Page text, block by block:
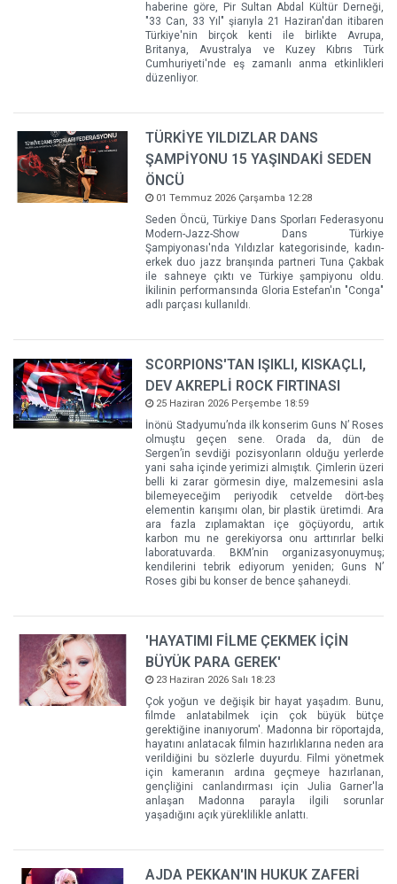
haberine göre, Pir Sultan Abdal Kültür Derneği,
"33 Can, 33 Yıl" şiarıyla 21 Haziran'dan itibaren
Türkiye'nin birçok kenti ile birlikte Avrupa,
Britanya, Avustralya ve Kuzey Kıbrıs Türk
Cumhuriyeti'nde eş zamanlı anma etkinlikleri
düzenliyor.
TÜRKİYE YILDIZLAR DANS
ŞAMPİYONU 15 YAŞINDAKİ SEDEN
ÖNCÜ
01 Temmuz 2026 Çarşamba 12:28
Seden Öncü, Türkiye Dans Sporları Federasyonu
Modern-Jazz-Show Dans Türkiye
Şampiyonası'nda Yıldızlar kategorisinde, kadın-
erkek duo jazz branşında partneri Tuna Çakbak
ile sahneye çıktı ve Türkiye şampiyonu oldu.
İkilinin performansında Gloria Estefan'ın "Conga"
adlı parçası kullanıldı.
SCORPIONS'TAN IŞIKLI, KISKAÇLI,
DEV AKREPLİ ROCK FIRTINASI
25 Haziran 2026 Perşembe 18:59
İnönü Stadyumu’nda ilk konserim Guns N’ Roses
olmuştu geçen sene. Orada da, dün de
Sergen’in sevdiği pozisyonların olduğu yerlerde
yani saha içinde yerimizi almıştık. Çimlerin üzeri
belli ki zarar görmesin diye, malzemesini asla
bilemeyeceğim periyodik cetvelde dört-beş
elementin karışımı olan, bir plastik üretimdi. Ara
ara fazla zıplamaktan içe göçüyordu, artık
karbon mu ne gerekiyorsa onu arttırırlar belki
laboratuvarda. BKM’nin organizasyonuymuş;
kendilerini tebrik ediyorum yeniden; Guns N’
Roses gibi bu konser de bence şahaneydi.
'HAYATIMI FİLME ÇEKMEK İÇİN
BÜYÜK PARA GEREK'
23 Haziran 2026 Salı 18:23
Çok yoğun ve değişik bir hayat yaşadım. Bunu,
filmde anlatabilmek için çok büyük bütçe
gerektiğine inanıyorum'. Madonna bir röportajda,
hayatını anlatacak filmin hazırlıklarına neden ara
verildiğini bu sözlerle duyurdu. Filmi yönetmek
için kameranın ardına geçmeye hazırlanan,
gençliğini canlandırması için Julia Garner'la
anlaşan Madonna parayla ilgili sorunlar
yaşadığını açık yüreklilikle anlattı.
AJDA PEKKAN'IN HUKUK ZAFERİ